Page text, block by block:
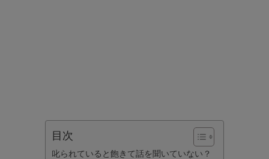
目次
叱られていると飽きて話を聞いていない？